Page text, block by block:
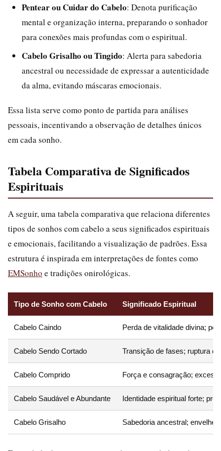
Pentear ou Cuidar do Cabelo: Denota purificação
mental e organização interna, preparando o sonhador
para conexões mais profundas com o espiritual.
Cabelo Grisalho ou Tingido: Alerta para sabedoria
ancestral ou necessidade de expressar a autenticidade
da alma, evitando máscaras emocionais.
Essa lista serve como ponto de partida para análises
pessoais, incentivando a observação de detalhes únicos
em cada sonho.
Tabela Comparativa de Significados
Espirituais
A seguir, uma tabela comparativa que relaciona diferentes
tipos de sonhos com cabelo a seus significados espirituais
e emocionais, facilitando a visualização de padrões. Essa
estrutura é inspirada em interpretações de fontes como
EMSonho e tradições onirológicas.
Tipo de Sonho com Cabelo Significado Espiritual
Cabelo Caindo Perda de vitalidade divina;
Cabelo Sendo Cortado Transição de fases; ruptura
Cabelo Comprido Força e consagração;
Cabelo Saudável e Abundante Identidade espiritual forte;
Cabelo Grisalho Sabedoria ancestral;